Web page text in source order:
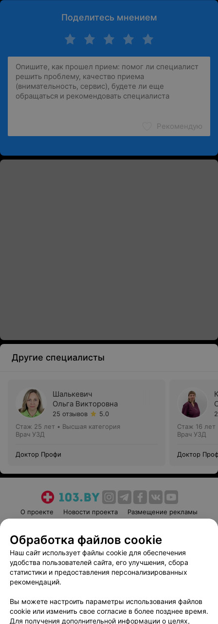
Поделитесь мнением
Рекомендую
Другие специалисты
Шалькевич
Ольга Викторовна
25 отзывов
5.0
Стаж 25 лет • Высшая категория
Врач УЗД
Доктор Профи
Стаж 16 лет
Врач УЗД
Доктор
О проекте Новости проекта
Размещение рекламы
Пользовательское соглашение
Способы оплаты
Вакансии
Партнеры
Написать руководителю 103.by
Обработка персональных данных
Обработка файлов cookie
Наш сайт использует файлы cookie для обеспечения
удобства пользователей сайта, его улучшения, сбора
статистики и предоставления персонализированных
рекомендаций.
Вы можете настроить параметры использования файлов
cookie или изменить свое согласие в более позднее время.
Для получения дополнительной информации о целях,